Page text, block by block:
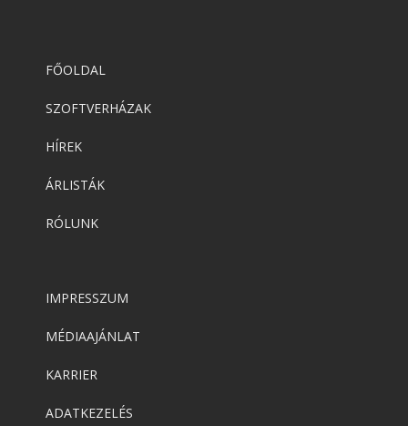
FŐOLDAL
SZOFTVERHÁZAK
HÍREK
ÁRLISTÁK
RÓLUNK
IMPRESSZUM
MÉDIAAJÁNLAT
KARRIER
ADATKEZELÉS